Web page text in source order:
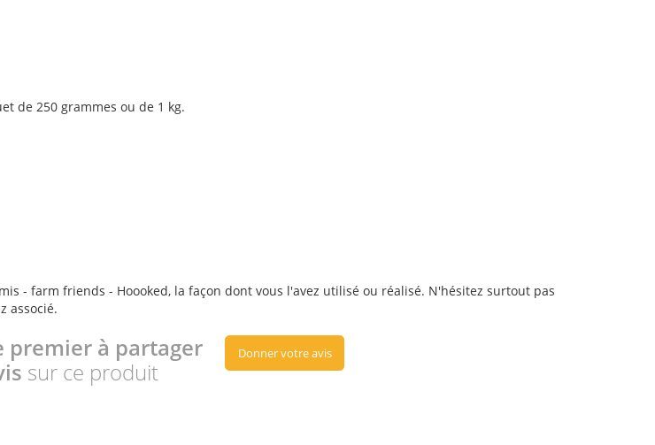
de 250 grammes ou de 1 kg.
- farm friends - Hoooked, la façon dont vous l'avez utilisé ou réalisé. N'hésitez surtout pas
associé.
premier à partager
sur ce produit
Donner votre avis